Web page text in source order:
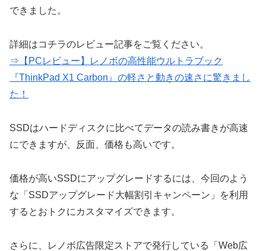
できました。
詳細はコチラのレビュー記事をご覧ください。
⇒【PCレビュー】レノボの高性能ウルトラブック
『ThinkPad X1 Carbon』の軽さと動きの速さに驚きまし
た！
SSDはハードディスクに比べてデータの読み書きが高速
にできますが、反面、価格も高いです。
価格が高いSSDにアップグレードするには、今回のよう
な「SSDアップグレード大幅割引キャンペーン」を利用
するとおトクにカスタマイズできます。
さらに、レノボ広告限定ストアで発行している「Web広